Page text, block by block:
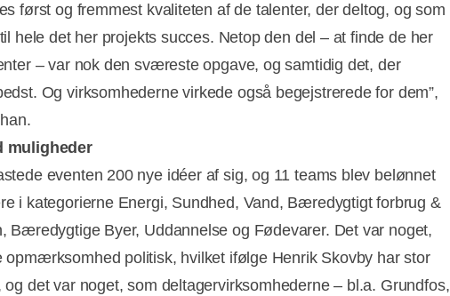
først og fremmest kvaliteten af de talenter, der deltog, og som
hele det her projekts succes. Netop den del – at finde de her
– var nok den sværeste opgave, og samtidig det, der
Og virksomhederne virkede også begejstrerede for dem”,
muligheder
eventen 200 nye idéer af sig, og 11 teams blev belønnet
i kategorierne Energi, Sundhed, Vand, Bæredygtigt forbrug &
Bæredygtige Byer, Uddannelse og Fødevarer. Det var noget,
opmærksomhed politisk, hvilket ifølge Henrik Skovby har stor
og det var noget, som deltagervirksomhederne – bl.a. Grundfos,